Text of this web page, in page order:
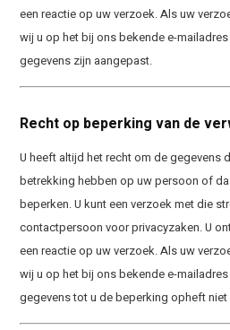
een reactie op uw verzoek. Als uw
wij u op het bij ons bekende e-
gegevens zijn aangepast.
Recht op beperking van de
U heeft altijd het recht om de gegevens
betrekking hebben op uw persoon of
beperken. U kunt een verzoek met die
contactpersoon voor privacyzaken. U
een reactie op uw verzoek. Als uw
wij u op het bij ons bekende e-
gegevens tot u de beperking opheft